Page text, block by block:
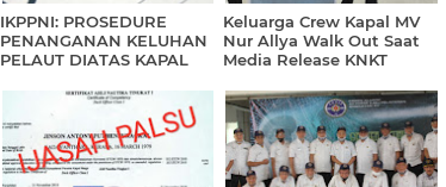
IKPPNI: PROSEDURE
PENANGANAN KELUHAN
PELAUT DIATAS KAPAL
Keluarga Crew Kapal MV
Nur Allya Walk Out Saat
Media Release KNKT